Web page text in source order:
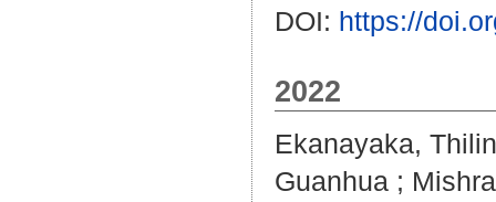
DOI: https://
2022
Ekanayaka,
Guanhua ;